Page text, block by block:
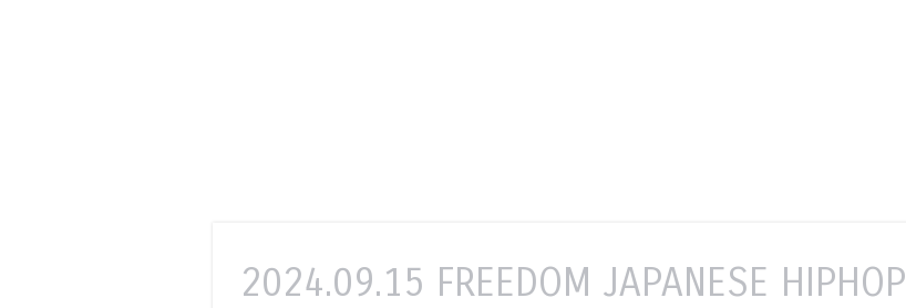
2024.09.15 FREEDOM JAPANESE HIPHOP